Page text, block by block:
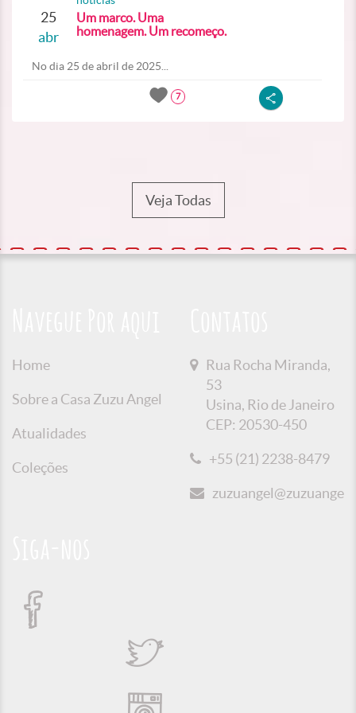
25
abr
Um marco. Uma
homenagem. Um recomeço.
No dia 25 de abril de 2025...
7
Veja Todas
Home
Sobre a Casa Zuzu Angel
Atualidades
Coleções
Rua Rocha Miranda,
53
Usina, Rio de Janeiro
CEP: 20530-450
+55 (21) 2238-8479